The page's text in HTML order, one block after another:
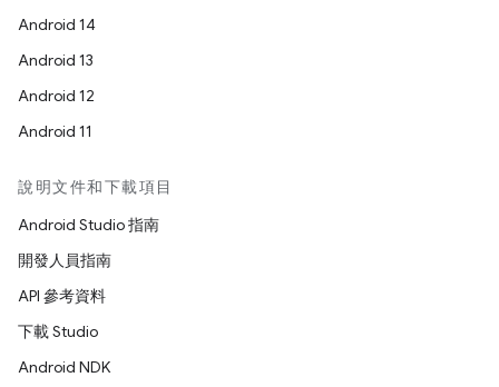
Android 14
Android 13
Android 12
Android 11
說明文件和下載項目
Android Studio 指南
開發人員指南
API 參考資料
下載 Studio
Android NDK